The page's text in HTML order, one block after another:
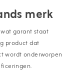
merk
garant staat
product dat
wordt onderworpen